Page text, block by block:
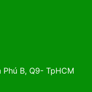
Phú B, Q9- TpHCM